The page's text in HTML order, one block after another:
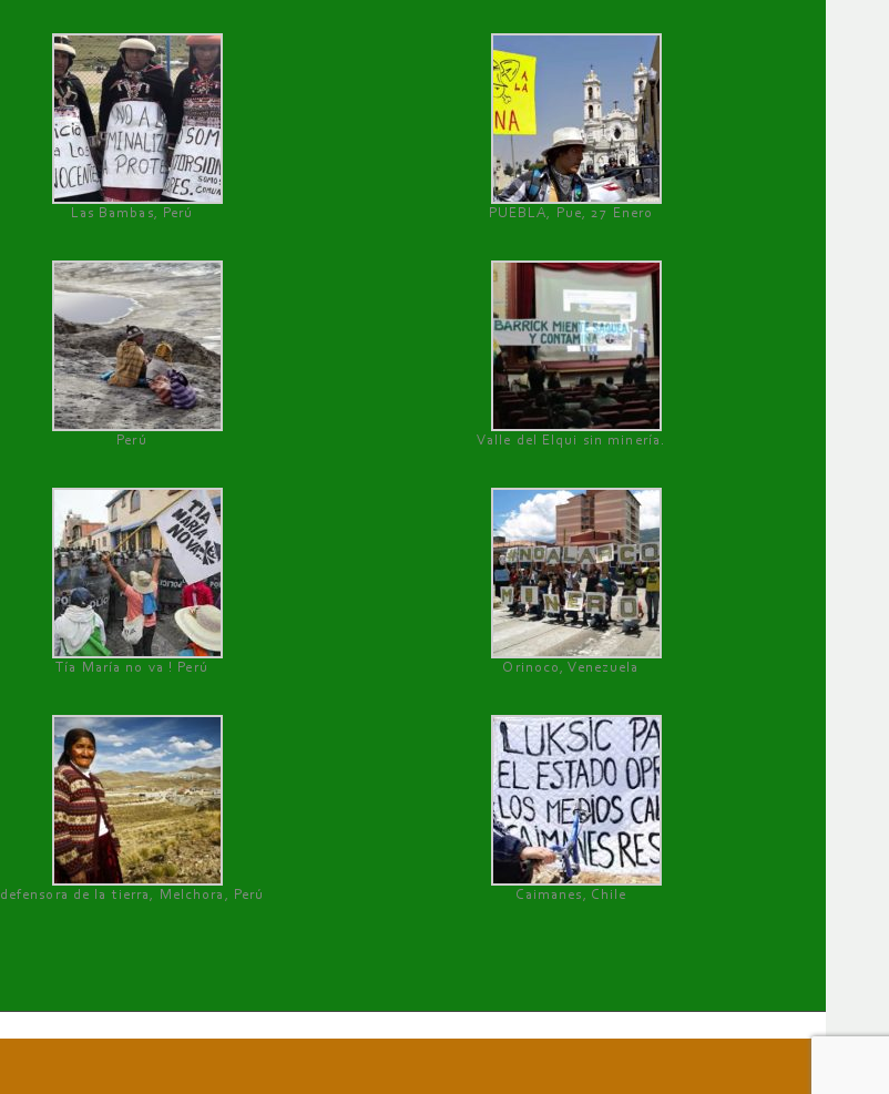
Las Bambas, Perú PUEBLA, Pue, 27 Enero
Perú Valle del Elqui sin minería.
Tía María no va ! Perú Orinoco, Venezuela
defensora de la tierra, Melchora, Perú Caimanes, Chile